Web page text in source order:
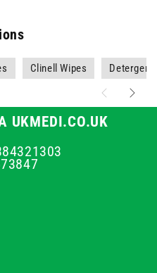
Clinell Wipes Detergent
UKMEDI.CO.UK